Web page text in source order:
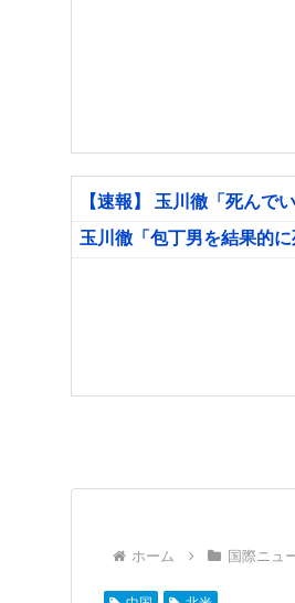
【速報】 玉川徹「死んで
玉川徹「包丁男を結果的
ホーム 国際ニュ